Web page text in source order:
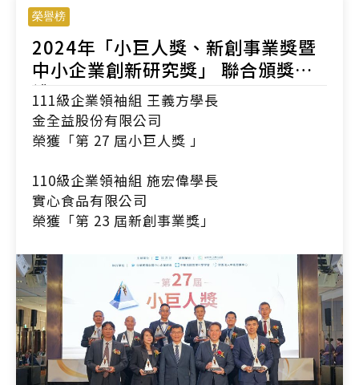
榮譽榜
2024年「小巨人獎、新創事業獎暨
中小企業創新研究獎」 聯合頒獎典
禮
111級企業領袖組 王義方學長
金全益股份有限公司
榮獲「第 27 屆小巨人獎 」
110級企業領袖組 施宏偉學長
實心食品有限公司
榮獲「第 23 屆新創事業獎」